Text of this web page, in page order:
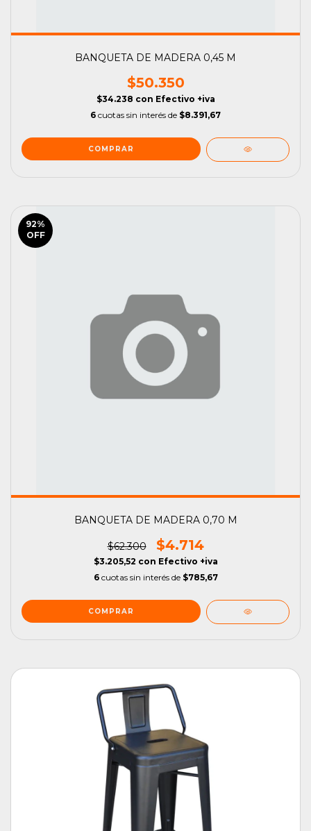
BANQUETA DE MADERA 0,45 M
$50.350
$34.238 con Efectivo +iva
6 cuotas sin interés de $8.391,67
92%
OFF
BANQUETA DE MADERA 0,70 M
$62.300 $4.714
$3.205,52 con Efectivo +iva
6 cuotas sin interés de $785,67